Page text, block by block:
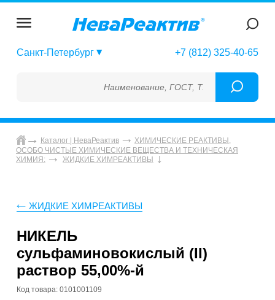
Санкт-Петербург +7 (812) 325-40-65
Наименование, ГОСТ, ТУ, ГСО, МСО, ОСО,
Каталог | НеваРеактив
ХИМИЧЕСКИЕ РЕАКТИВЫ,
ОСОБО ЧИСТЫЕ ХИМИЧЕСКИЕ ВЕЩЕСТВА И ТЕХНИЧЕСКАЯ
ХИМИЯ:
ЖИДКИЕ ХИМРЕАКТИВЫ
ЖИДКИЕ ХИМРЕАКТИВЫ
НИКЕЛЬ
сульфаминовокислый (II)
раствор 55,00%-й
Код товара: 0101001109